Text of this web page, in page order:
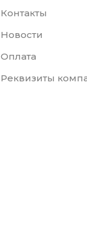
Контакты
Новости
Оплата
Реквизиты